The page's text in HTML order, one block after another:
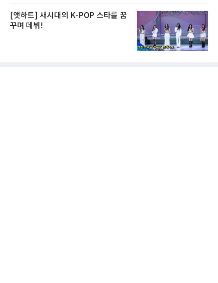
[앳하트] 새시대의 K-POP 스타를 꿈
꾸며 데뷔!